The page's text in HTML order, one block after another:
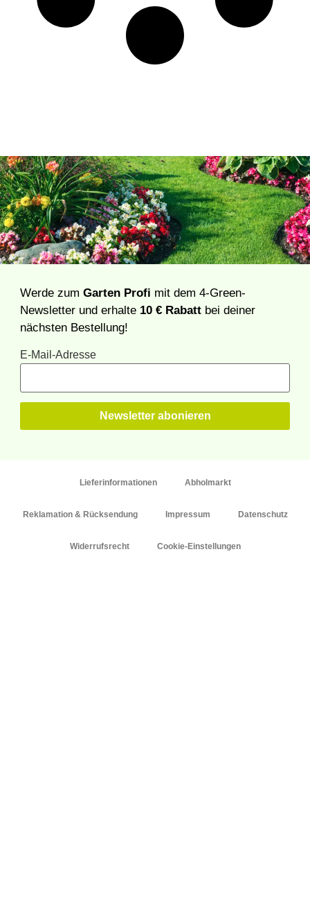
Werde zum Garten Profi mit dem 4-Green-
Newsletter und erhalte 10 € Rabatt bei deiner
nächsten Bestellung!
E-Mail-Adresse
Lieferinformationen Abholmarkt
Reklamation & Rücksendung Impressum Datenschutz
Widerrufsrecht Cookie-Einstellungen